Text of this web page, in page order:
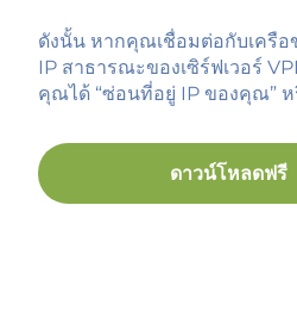
ดังนั้น หากคุณเชื่อมต่อกับเครือ
IP สาธารณะของเซิร์ฟเวอร์
คุณได้ “ซ่อนที่อยู่ IP ของคุณ” ห
ดาวน์โหลดฟรี